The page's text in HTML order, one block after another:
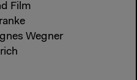
Film
Wegner